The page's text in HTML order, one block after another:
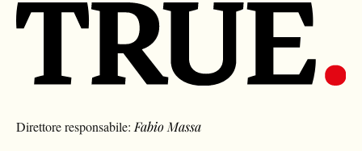
Direttore responsabile: Fabio Massa